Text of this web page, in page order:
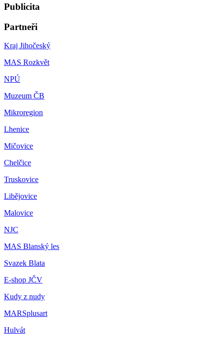
Publicita
Partneři
Kraj Jihočeský
MAS Rozkvět
NPÚ
Muzeum ČB
Mikroregion
Lhenice
Mičovice
Chelčice
Truskovice
Libějovice
Malovice
NJC
MAS Blanský les
Svazek Blata
E-shop JČV
Kudy z nudy
MARSplusart
Hulvát